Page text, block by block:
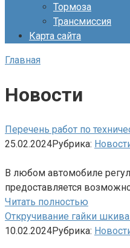
Тормоза
Трансмиссия
Карта сайта
Главная
Новости
Перечень работ по
25.02.2024Рубрика:
В любом автомобиле
предоставляется
Читать полностью
Откручивание гайки
10.02.2024Рубрика: